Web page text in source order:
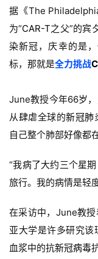
据《The
为“CAR-T之父”的宾
染新冠，庆幸的是
标，那就是全力挑战
June教授今年66岁
从肆虐全球的新冠肺
自己整个肺部好像都在
“我病了大约三个星
旅行。我的病情是轻
在采访中，June教
亚大学是许多研究
血浆中的抗新冠病毒